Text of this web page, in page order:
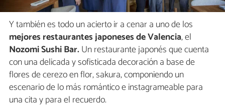
Y también es todo un acierto ir a cenar a uno de los
mejores restaurantes japoneses de Valencia, el
Nozomi Sushi Bar.Un restaurante japonés que cuenta
con una delicada y sofisticada decoración a base de
flores de cerezo en flor, sakura, componiendo un
escenario de lo más romántico e instagrameable para
una cita y para el recuerdo.